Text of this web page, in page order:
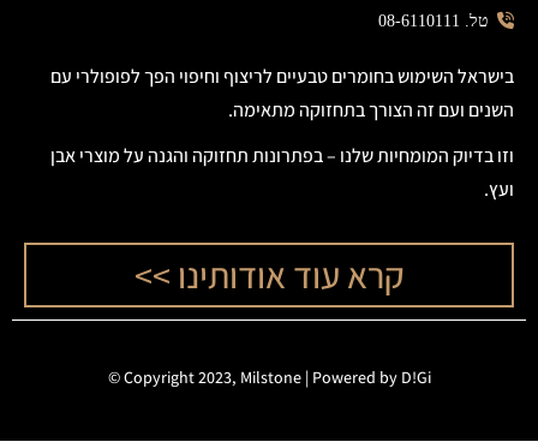
טל. 08-6110111
בישראל השימוש בחומרים טבעיים לריצוף וחיפוי הפך לפופולרי עם
השנים ועם זה הצורך בתחזוקה מתאימה.
וזו בדיוק המומחיות שלנו – בפתרונות תחזוקה והגנה על מוצרי אבן
ועץ.
קרא עוד אודותינו >>
Copyright 2023, Milstone |Powered by D!Gi
©